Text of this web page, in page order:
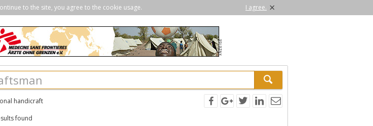
to the site, you agree to the cookie usage. I agree. ×
handicraft
found